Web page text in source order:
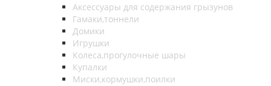
Аксессуары для содержания грызунов
Гамаки,тоннели
Домики
Игрушки
Колеса,прогулочные шары
Купалки
Миски,кормушки,поилки